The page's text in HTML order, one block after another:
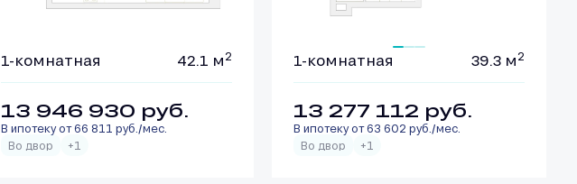
1-комнатная 42.1 м 2
13 946 930 руб.
В ипотеку от 66 811 руб./мес.
Во двор
+1
1-комнатная 39.3 м 2
13 277 112 руб.
В ипотеку от 63 602 руб./мес.
Во двор
+1